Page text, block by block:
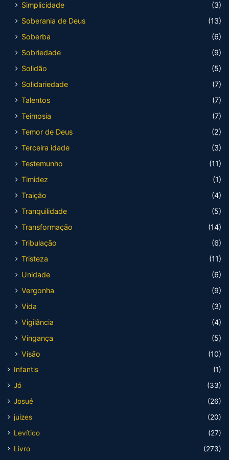
Simplicidade
(3)
Soberania de Deus
(13)
Soberba
(6)
Sobriedade
(9)
Solidão
(5)
Solidariedade
(7)
Talentos
(7)
Teimosia
(7)
Temor de Deus
(2)
Terceira idade
(3)
Testemunho
(11)
Timidez
(1)
Traição
(4)
Tranquilidade
(5)
Transformação
(14)
Tribulação
(6)
Tristeza
(11)
Unidade
(6)
Vergonha
(9)
Vida
(3)
Vigilância
(4)
Vingança
(5)
Visão
(10)
Infantis
(1)
Jó
(33)
Josué
(26)
juizes
(20)
Levítico
(27)
Livro
(273)